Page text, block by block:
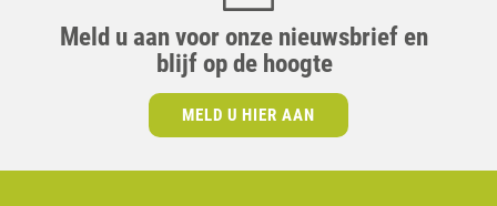
Meld u aan voor onze nieuwsbrief en
blijf op de hoogte
MELD U HIER AAN